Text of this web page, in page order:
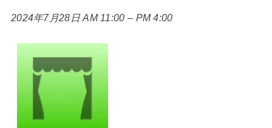
2024年7月28日 AM 11:00 – PM 4:00